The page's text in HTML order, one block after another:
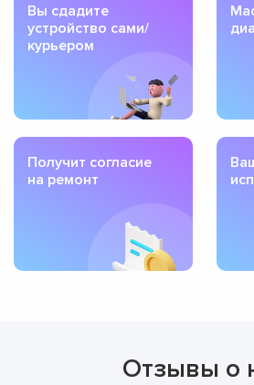
Вы сдадите
устройство сами/
курьером
Получит согласие
на ремонт
Отзывы о